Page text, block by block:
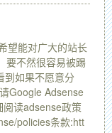
望能对广大的站长
要不然很容易被踢
到如果不愿意分
Google Adsense
读adsense政策
policies条款:htt